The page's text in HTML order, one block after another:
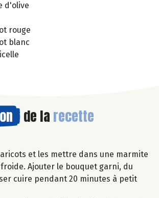
d'olive
rouge
blanc
de la recette
et les mettre dans une marmite
froide. Ajouter le bouquet garni, du
cuire pendant 20 minutes à petit